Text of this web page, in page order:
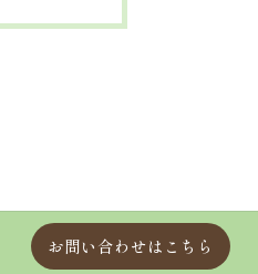
お問い合わせはこちら